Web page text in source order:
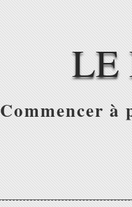
LE
Commencer